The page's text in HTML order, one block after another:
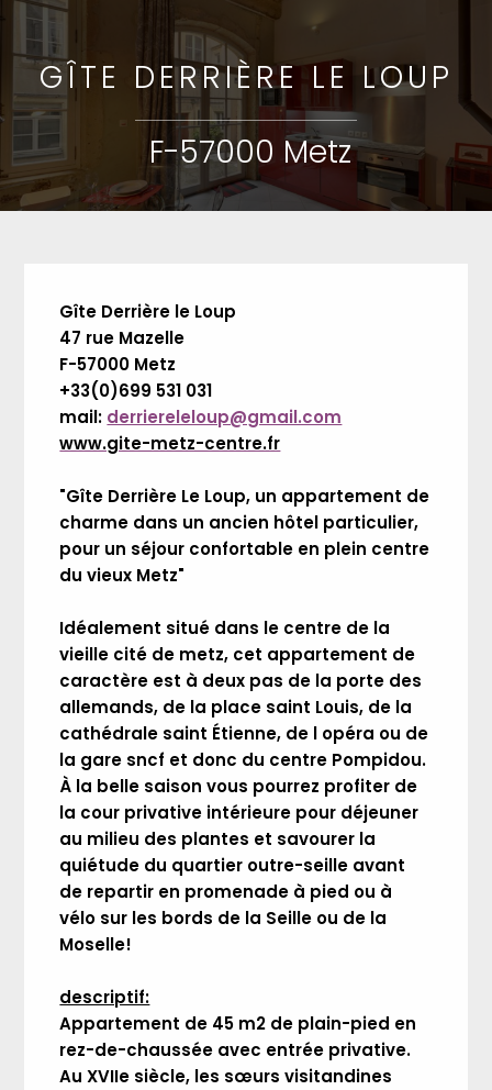
GÎTE DERRIÈRE LE LOUP
F-57000 Metz
Gîte Derrière le Loup
47 rue Mazelle
F-57000 Metz
+33(0)699 531 031
mail: derriereleloup@gmail.com
www.gite-metz-centre.fr
"Gîte Derrière Le Loup, un appartement de
charme dans un ancien hôtel particulier,
pour un séjour confortable en plein centre
du vieux Metz"
Idéalement situé dans le centre de la
vieille cité de metz, cet appartement de
caractère est à deux pas de la porte des
allemands, de la place saint Louis, de la
cathédrale saint Étienne, de l opéra ou de
la gare sncf et donc du centre Pompidou.
À la belle saison vous pourrez profiter de
la cour privative intérieure pour déjeuner
au milieu des plantes et savourer la
quiétude du quartier outre-seille avant
de repartir en promenade à pied ou à
vélo sur les bords de la Seille ou de la
Moselle!
descriptif:
Appartement de 45 m2 de plain-pied en
rez-de-chaussée avec entrée privative.
Au XVIIe siècle, les sœurs visitandines